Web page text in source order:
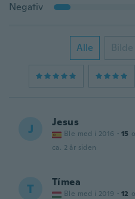
Negativ
Alle Bilde
J Jesus
Ble med i 2016 · 15
ca. 2 år siden
T Tímea
Ble med i 2019 · 12